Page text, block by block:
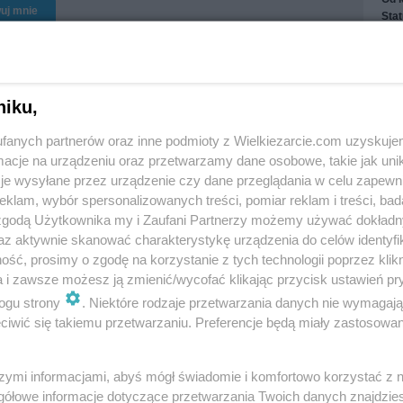
mnie
zapiekanka
babci Małgosi
8.8k 27 5
indyjski dhal wg babci
Małgosi
4.6k 8 3
babcia Małgosia
babci Małgosi
8.8k 44 2
babci Małgosi
17.2k 90 21
babcia Małgosia
partnerów oraz inne podmioty z Wielkiezarcie.com
na urządzeniu oraz przetwarzamy dane osobowe, takie jak
wysyłane przez urządzenie czy dane przeglądania w celu
wybór spersonalizowanych treści, pomiar reklam i treści,
Użytkownika my i Zaufani Partnerzy możemy używać
aktywnie skanować charakterystykę urządzenia do celów
prosimy o zgodę na korzystanie z tych technologii poprzez
i zawsze możesz ją zmienić/wycofać klikając przycisk ustawień
strony
. Niektóre rodzaje przetwarzania danych nie
się takiemu przetwarzaniu. Preferencje będą miały
informacjami, abyś mógł świadomie i komfortowo korzystać z
informacje dotyczące przetwarzania Twoich danych